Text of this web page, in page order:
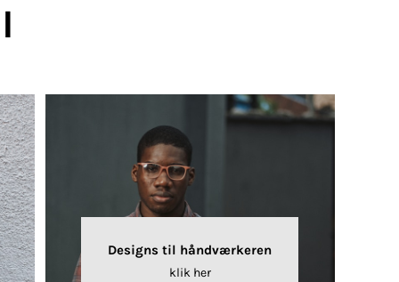
Designs til håndværkeren
klik her